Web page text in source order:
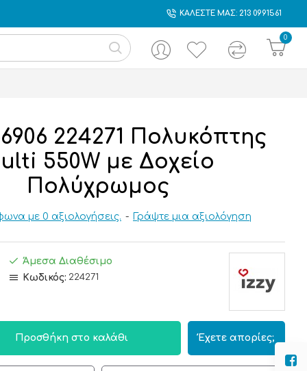
ΚΑΛΕΣΤΕ ΜΑΣ: 213 0991561
0
224271 Πολυκόπτης
550W με Δοχείο
Πολύχρωμος
με 0 αξιολογήσεις. - Γράψτε μια αξιολόγηση
Άμεσα Διαθέσιμο
Κωδικός: 224271
Προσθήκη στο καλάθι Έχετε απορίες;